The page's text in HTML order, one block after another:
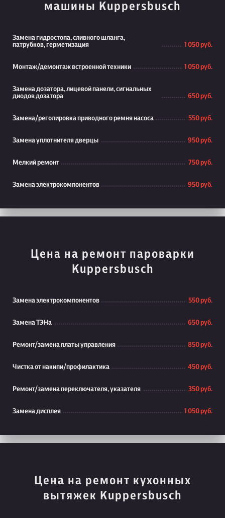
машины Kuppersbusch
Замена гидростопа, сливного шланга,
патрубков, герметизация
1 050 руб.
Монтаж/демонтаж встроенной техники 1 050 руб.
Замена дозатора, лицевой панели, сигнальных
диодов дозатора
650 руб.
Замена/реголировка приводного ремня насоса 550 руб.
Замена уплотнителя дверцы 950 руб.
Мелкий ремонт 750 руб.
Замена электрокомпонентов 950 руб.
Цена на ремонт пароварки
Kuppersbusch
Замена электрокомпонентов 550 руб.
Замена ТЭНа 650 руб.
Ремонт/замена платы управления 850 руб.
Чистка от накипи/профилактика 450 руб.
Ремонт/замена переключателя, указателя 350 руб.
Замена дисплея 1 050 руб.
Цена на ремонт кухонных
вытяжек Kuppersbusch